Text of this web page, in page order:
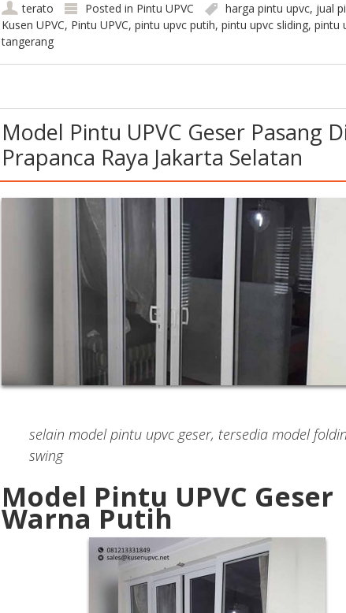
terato Posted in Pintu UPVC harga pintu upvc, jual
Kusen UPVC, Pintu UPVC, pintu upvc putih, pintu upvc sliding, pintu
tangerang
Model Pintu UPVC Geser Pasang
Prapanca Raya Jakarta Selatan
selain model pintu upvc geser, tersedia model
swing
Model Pintu UPVC Geser
Warna Putih